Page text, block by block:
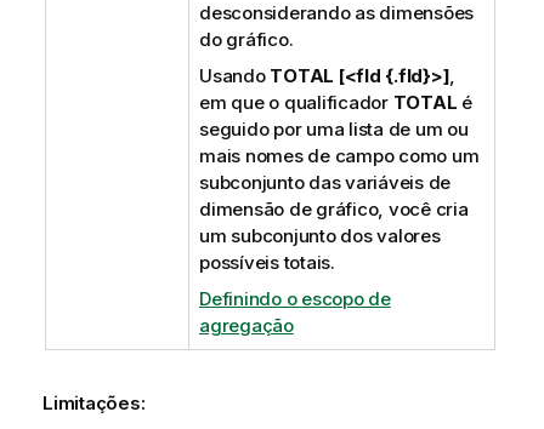
desconsiderando as dimensões
do gráfico.
Usando TOTAL [<fld {.fld}>],
em que o qualificador TOTAL é
seguido por uma lista de um ou
mais nomes de campo como um
subconjunto das variáveis de
dimensão de gráfico, você cria
um subconjunto dos valores
possíveis totais.
Definindo o escopo de
agregação
Limitações: